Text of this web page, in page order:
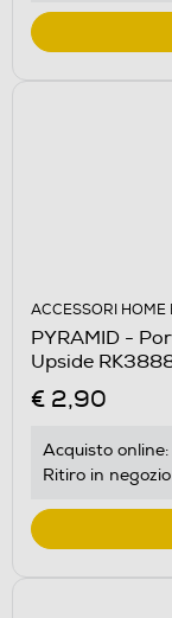
ACCESSORI HOME
PYRAMID -
Upside
€ 2,90
Acquisto online:
Ritiro in